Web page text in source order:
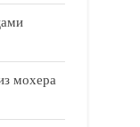
мохера